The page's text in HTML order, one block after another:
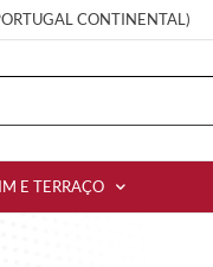
CONTINENTAL)
E TERRAÇO